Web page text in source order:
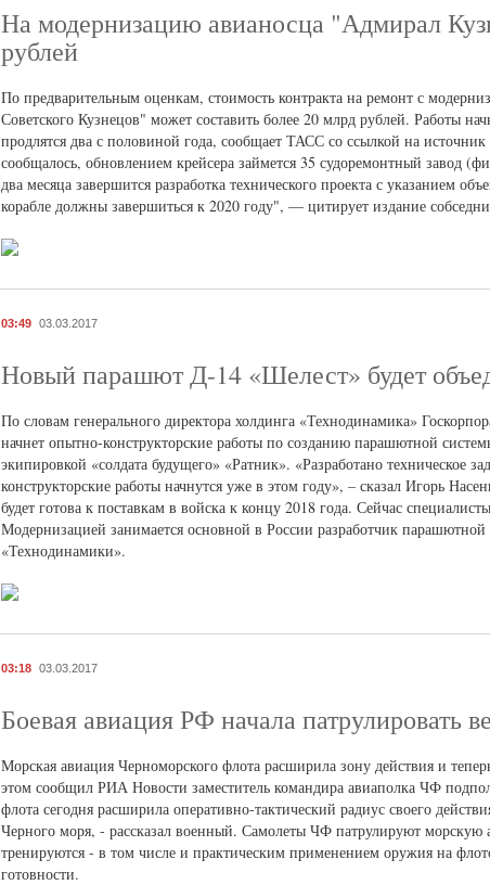
На модернизацию авианосца "Адмирал
рублей
По предварительным оценкам, стоимость контракта на ремонт с
Советского Кузнецов" может составить более 20 млрд рублей. Работы
продлятся два с половиной года, сообщает ТАСС со ссылкой на
сообщалось, обновлением крейсера займется 35 судоремонтный
два месяца завершится разработка технического проекта с указанием
корабле должны завершиться к 2020 году", — цитирует издание
03:49 03.03.2017
Новый парашют Д-14 «Шелест» будет
По словам генерального директора холдинга «Технодинамика»
начнет опытно-конструкторские работы по созданию парашютной
экипировкой «солдата будущего» «Ратник». «Разработано техническое
конструкторские работы начнутся уже в этом году», – сказал Игорь
будет готова к поставкам в войска к концу 2018 года. Сейчас
Модернизацией занимается основной в России разработчик
«Технодинамики».
03:18 03.03.2017
Боевая авиация РФ начала патрулировать
Морская авиация Черноморского флота расширила зону действия и
этом сообщил РИА Новости заместитель командира авиаполка ЧФ
флота сегодня расширила оперативно-тактический радиус своего
Черного моря, - рассказал военный. Самолеты ЧФ патрулируют
тренируются - в том числе и практическим применением оружия на
готовности.